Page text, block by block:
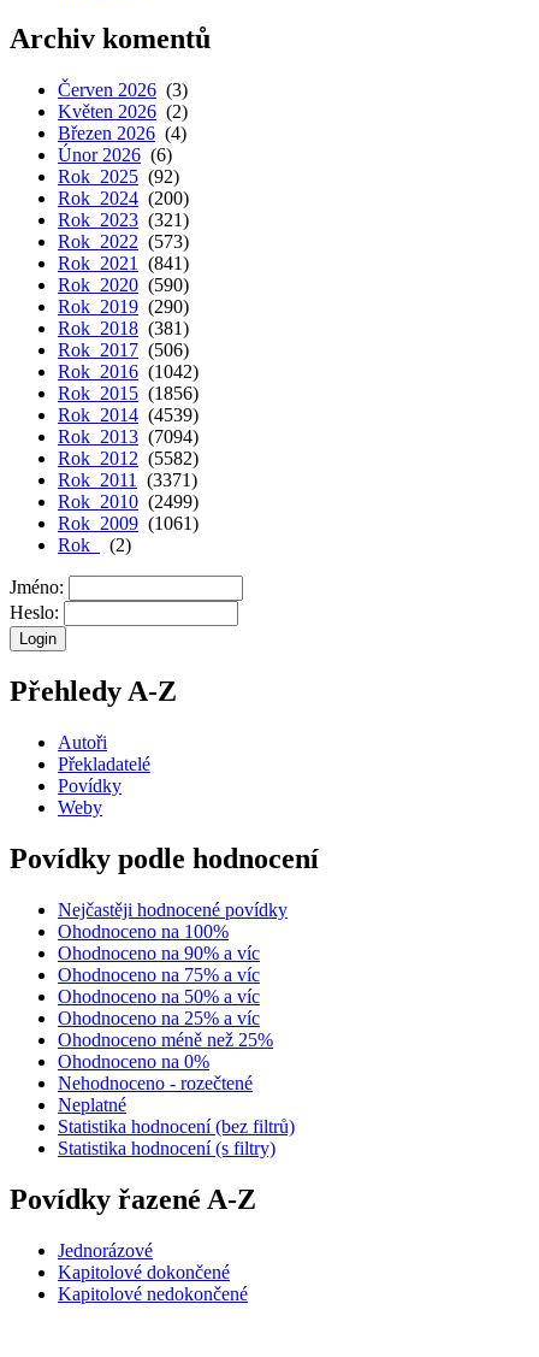
Archiv komentů
Červen 2026 (3)
Květen 2026 (2)
Březen 2026 (4)
Únor 2026 (6)
Rok 2025 (92)
Rok 2024 (200)
Rok 2023 (321)
Rok 2022 (573)
Rok 2021
(841)
Rok 2020 (590)
Rok 2019 (290)
Rok 2018 (381)
Rok 2017 (506)
Rok 2016 (1042)
Rok 2015 (1856)
Rok 2014 (4539)
Rok 2013 (7094)
Rok 2012 (5582)
Rok 2011
(3371)
Rok 2010 (2499)
Rok 2009 (1061)
Rok
(2)
Jméno:
Heslo:
Přehledy A-Z
Autoři
Překladatelé
Povídky
Weby
Povídky podle hodnocení
Nejčastěji hodnocené povídky
Ohodnoceno na 100%
Ohodnoceno na 90% a víc
Ohodnoceno na 75% a víc
Ohodnoceno na 50% a víc
Ohodnoceno na 25% a víc
Ohodnoceno méně než 25%
Ohodnoceno na 0%
Nehodnoceno - rozečtené
Neplatné
Statistika hodnocení (bez filtrů)
Statistika hodnocení (s filtry)
Povídky řazené A-Z
Jednorázové
Kapitolové dokončené
Kapitolové nedokončené